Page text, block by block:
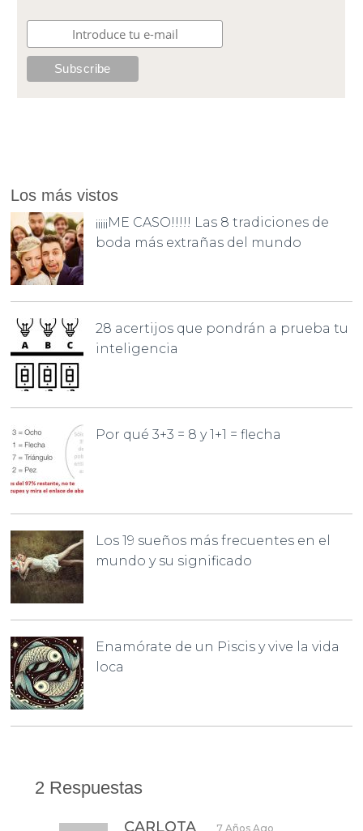
Los más vistos
¡¡¡¡¡ME CASO!!!!! Las 8 tradiciones de
boda más extrañas del mundo
28 acertijos que pondrán a prueba tu
inteligencia
Por qué 3+3 = 8 y 1+1 = flecha
Los 19 sueños más frecuentes en el
mundo y su significado
Enamórate de un Piscis y vive la vida
loca
2 Respuestas
CARLOTA 7 Años Ago